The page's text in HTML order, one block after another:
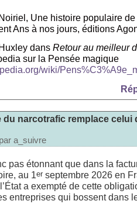
Une histoire populaire
Ans à nos jours, éditions
dans Retour au meilleur
sur la Pensée magique
wiki/
du narcotrafic remplace celui
a_suivre
pas étonnant que dans la
au 1er septembre 2026 en
a exempté de cette
entreprises qui bossent dans